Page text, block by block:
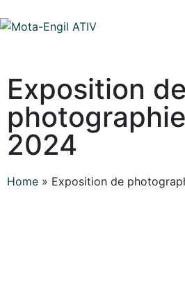
Exposition de
2024
Home » Exposition de